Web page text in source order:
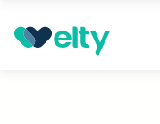
Prenota visita